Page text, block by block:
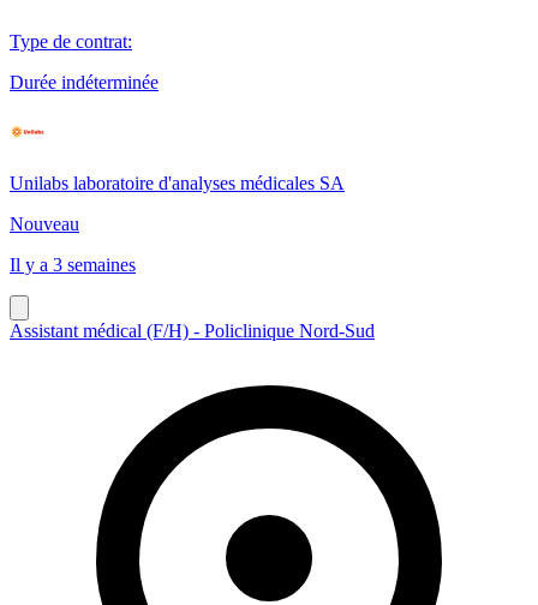
Type de contrat:
Durée indéterminée
Unilabs laboratoire d'analyses médicales SA
Nouveau
Il y a 3 semaines
Assistant médical (F/H) - Policlinique Nord-Sud